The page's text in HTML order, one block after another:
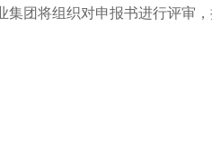
集团将组织对申报书进行评审